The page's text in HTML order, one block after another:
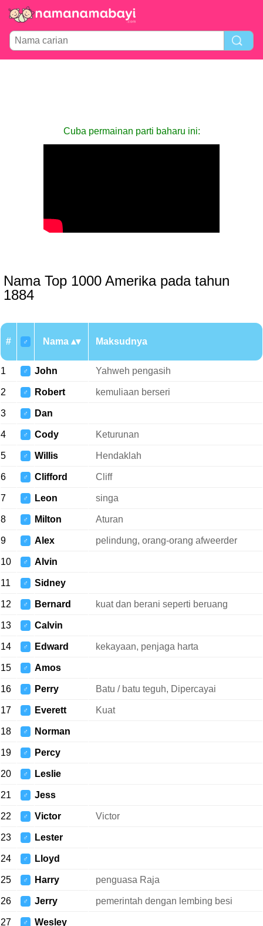
Cuba permainan parti baharu ini:
Nama Top 1000 Amerika pada tahun
1884
# ♂ Nama Maksudnya
1 ♂ John Yahweh pengasih
2 ♂ Robert kemuliaan berseri
3 ♂ Dan
4 ♂ Cody Keturunan
5 ♂ Willis Hendaklah
6 ♂ Clifford Cliff
7 ♂ Leon singa
8 ♂ Milton Aturan
9 ♂ Alex pelindung, orang-orang afweerder
10 ♂ Alvin
11 ♂ Sidney
12 ♂ Bernard kuat dan berani seperti beruang
13 ♂ Calvin
14 ♂ Edward kekayaan, penjaga harta
15 ♂ Amos
16 ♂ Perry Batu / batu teguh, Dipercayai
17 ♂ Everett Kuat
18 ♂ Norman
19 ♂ Percy
20 ♂ Leslie
21 ♂ Jess
22 ♂ Victor Victor
23 ♂ Lester
24 ♂ Lloyd
25 ♂ Harry penguasa Raja
26 ♂ Jerry pemerintah dengan lembing besi
27 ♂ Wesley